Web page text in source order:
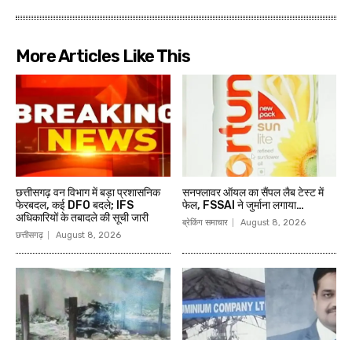
More Articles Like This
छत्तीसगढ़ वन विभाग में बड़ा प्रशासनिक
फेरबदल, कई DFO बदले; IFS
अधिकारियों के तबादले की सूची जारी
छत्तीसगढ़ August 8, 2026
सनफ्लावर ऑयल का सैंपल लैब टेस्ट में
फेल, FSSAI ने जुर्माना लगाया…
ब्रेकिंग समाचार August 8, 2026